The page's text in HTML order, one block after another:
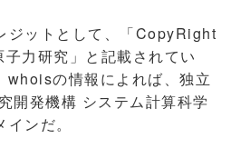
ジットとして、「CopyRight
力研究」と記載されてい
の情報によれば、独立
開発機構 システム計算科学
ンだ。